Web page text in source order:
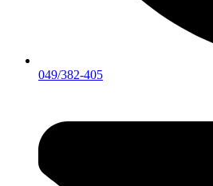
049/382-405